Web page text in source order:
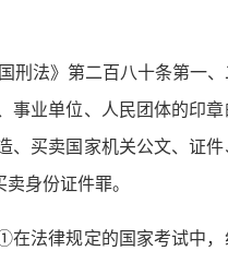
刑法》第二百八十条第一
业单位、人民团体的印
买卖国家机关公文、证
身份证件罪。
法律规定的国家考试中